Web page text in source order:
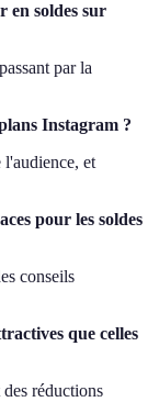
en soldes sur
par la
Instagram ?
l'audience, et
pour les soldes
conseils
que celles
réductions